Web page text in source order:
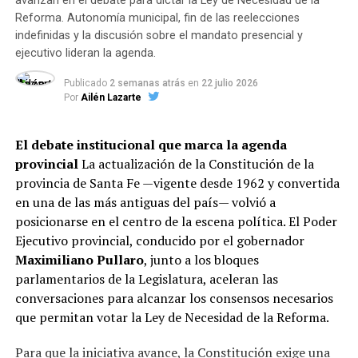
pericias
De acuerdo con las primeras reconstrucciones
realizadas por la Fiscalía, el ataque fue ejecutado por un
hombre —cuya identidad aún no fue establecida— que
grupo de personas que se encontraba reunido en la vía
pública y se dio a la fuga inmediatamente.
La fiscal de la Unidad de Homicidios Dolosos,Marina
Vigo, ordenó la intervención del Gabinete
Criminalístico de la Policía de Investigaciones (PDI)
para efectuar:
Relevamiento integral y levantamiento de rastros
en la escena del crimen.
Reforma. Autonomía municipal, fin de las reelecciones
indefinidas y la discusión sobre el mandato presencial y
ejecutivo lideran la agenda.
Publicado 2 semanas atrás en 22 julio 2026
Por Ailén Lazarte
El debate institucional que marca la agenda
provincialLa actualización de la Constitución de la
provincia de Santa Fe —vigente desde 1962 y convertida
en una de las más antiguas del país— volvió a
posicionarse en el centro de la escena política. El Poder
Ejecutivo provincial, conducido por el gobernador
Maximiliano Pullaro, junto a los bloques
parlamentarios de la Legislatura, aceleran las
conversaciones para alcanzar los consensos necesarios
que permitan votar la Ley de Necesidad de la Reforma.
Para que la iniciativa avance, la Constitución exige una